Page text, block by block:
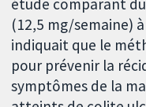
étude comparant
(12,5 mg/semaine)
indiquait que le
pour prévenir la
symptômes de la